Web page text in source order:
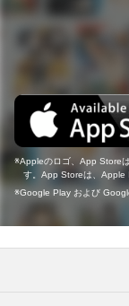
Appleのロゴ、App Store
す。App Storeは、Apple
Google Play および